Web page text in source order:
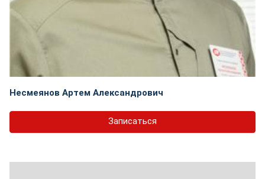
Несмеянов Артем Александрович
Записаться